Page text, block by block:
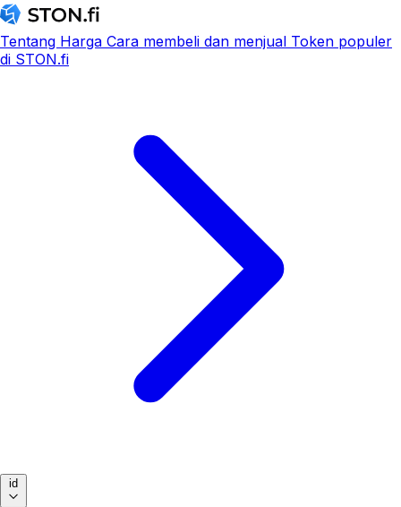
Tentang Harga Cara membeli dan menjual Token populer
di STON.fi
id